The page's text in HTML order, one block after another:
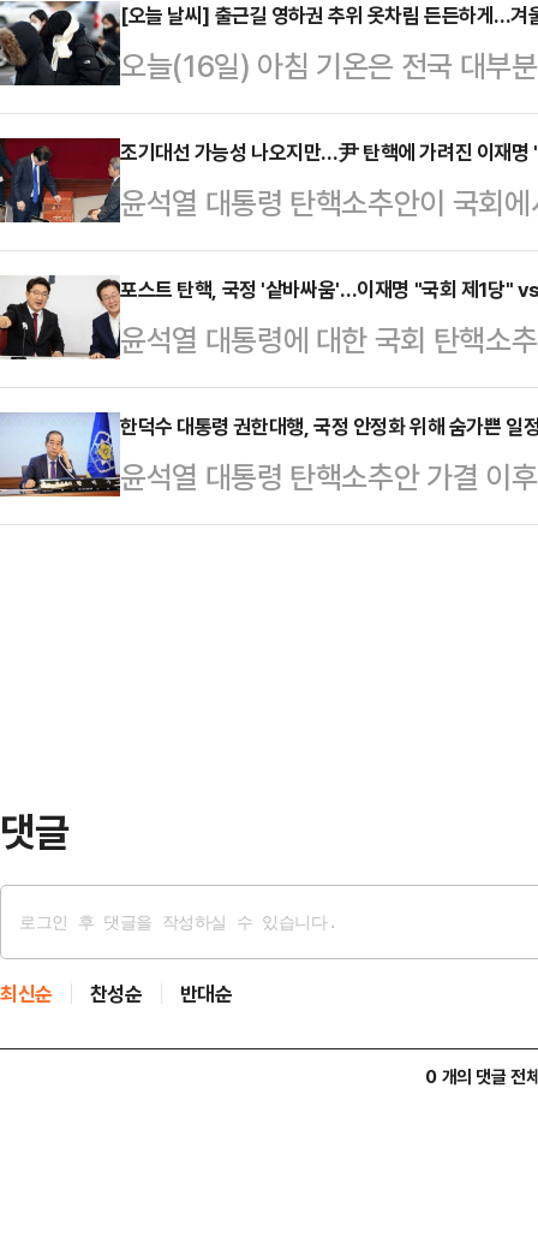
셜미디어 더우인에서 40만 팔로워
'첸이'를 키우는 배달원이라고 소개
유 씨는 "아내가 나와 딸을 버리고
300위안(약 6만원)을 벌어 딸에게
대부분의 영상에 '제 딸은 어머니가
한 딸을 업거나…
[오늘 날씨] 출근길 영하권 추위 옷차림 든든하게...겨
오늘(16일) 아침 기온은 전국 대부
남 등에는 비나 눈이 내린다.기상청
부 지역에 비나 눈이 올 것으로 예
내리는 곳이 있겠다.새벽부터 아침
눈이, 충남 내륙과 그 밖의 전라권
0.1㎝ 미만의 눈이 날리겠다.늦은
안에, 밤에 서울·경기 내륙과 강원
비나…
조기대선 가능성 나오지만…尹 탄핵에 가려진 이재명
윤석열 대통령 탄핵소추안이 국회
기 대선 현실화 가능성이 커지며 이
해지고 있지만, 이 대표를 둘러싼
측이다.결국 헌법재판소의 탄핵 심
심 선고 시점이 어떻게 맞물려 돌아
선거법 담당 재판부가 차기 유력 대
큼, 재판 속도의 부담감을 떨쳐낼
핵소추안이 14일 2번의 …
포스트 탄핵, 국정 '샅바싸움'…이재명 "국회 제1당"
윤석열 대통령에 대한 국회 탄핵소
된 가운데, 정국 주도권을 쥐기 위
어민주당 대표가 민주당의 '국회 제
제안하자 권성동 국민의힘 원내대
이재명 대표는 15일 국회에서 기자
한덕수 대통령 권한대행, 국정 안정화 위해 숨가쁜 일
윤석열 대통령 탄핵소추안 가결 이
정 안정화를 위해 숨가쁜 일정을
댓글
최신순 찬성순 반대순
0 개의 댓글 전